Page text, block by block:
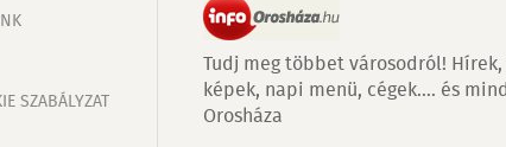
SZABÁLYZAT
Tudj meg többet városodról!
képek, napi menü, cégek…. és
Orosháza